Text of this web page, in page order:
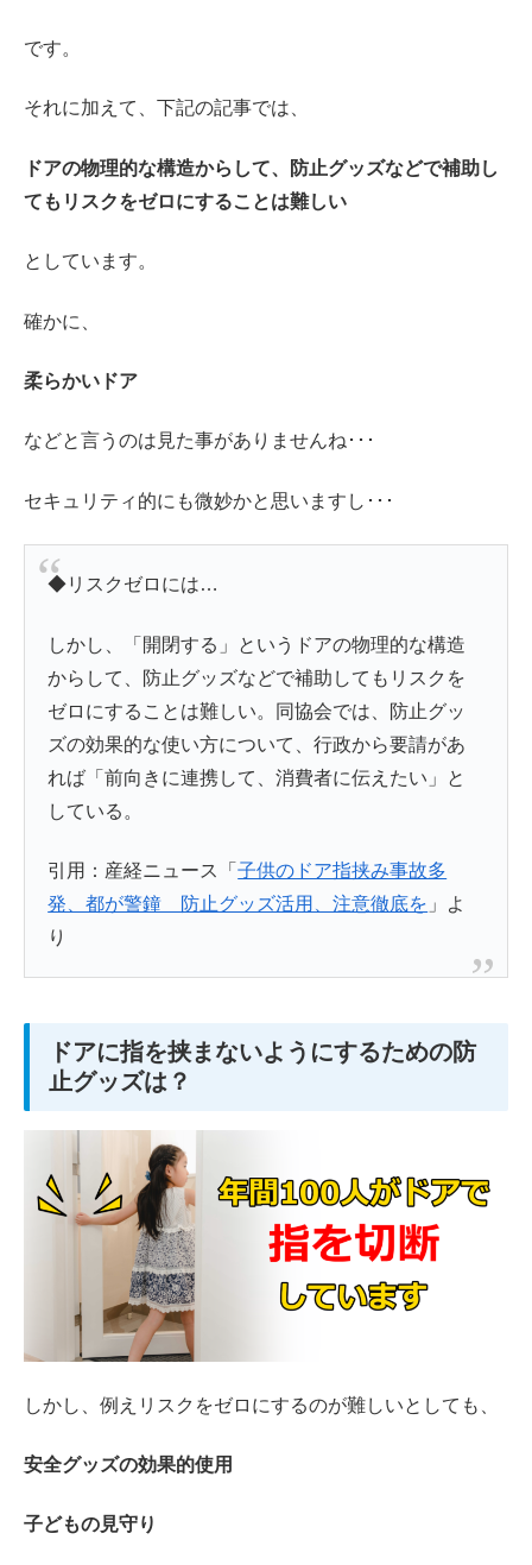
です。
それに加えて、下記の記事では、
ドアの物理的な構造からして、防止グッズなどで補助し
てもリスクをゼロにすることは難しい
としています。
確かに、
柔らかいドア
などと言うのは見た事がありませんね･･･
セキュリティ的にも微妙かと思いますし･･･
◆リスクゼロには…
しかし、「開閉する」というドアの物理的な構造
からして、防止グッズなどで補助してもリスクを
ゼロにすることは難しい。同協会では、防止グッ
ズの効果的な使い方について、行政から要請があ
れば「前向きに連携して、消費者に伝えたい」と
している。
引用：産経ニュース「子供のドア指挟み事故多
発、都が警鐘 防止グッズ活用、注意徹底を 」よ
り
ドアに指を挟まないようにするための防
止グッズは？
しかし、例えリスクをゼロにするのが難しいとしても、
安全グッズの効果的使用
子どもの見守り